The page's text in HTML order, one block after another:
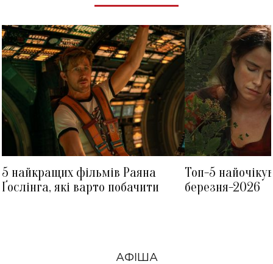
5 найкращих фільмів Раяна
Ґослінга, які варто побачити
Топ-5
березня-2026
АФІША